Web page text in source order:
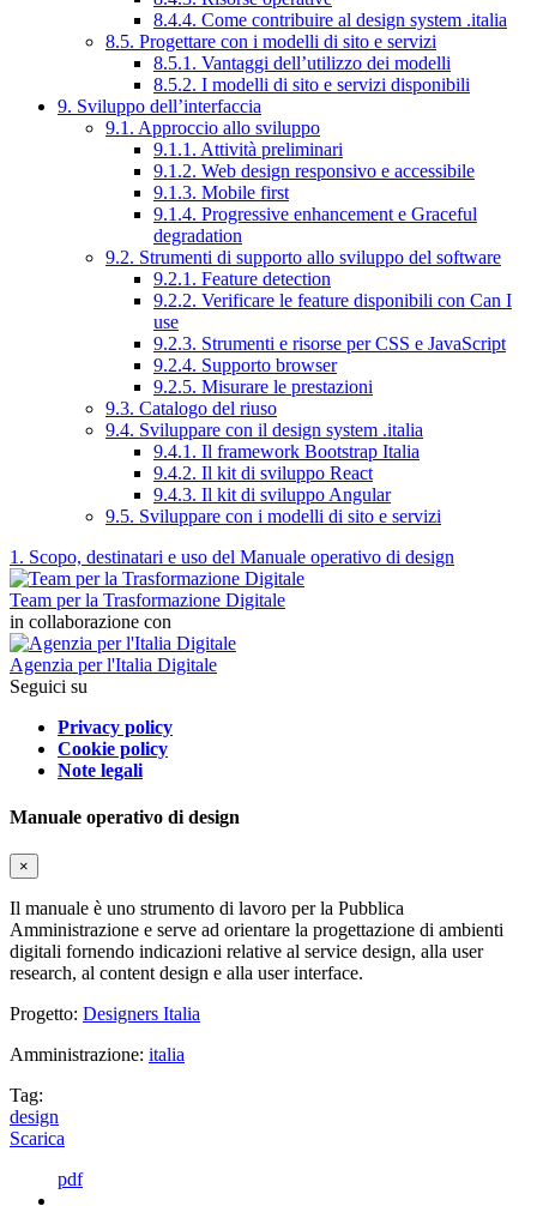
8.4.4. Come contribuire al design system .italia
8.5. Progettare con i modelli di sito e servizi
8.5.1. Vantaggi dell’utilizzo dei modelli
8.5.2. I modelli di sito e servizi disponibili
9. Sviluppo dell’interfaccia
9.1. Approccio allo sviluppo
9.1.1. Attività preliminari
9.1.2. Web design responsivo e accessibile
9.1.3. Mobile first
9.1.4. Progressive enhancement e Graceful
degradation
9.2. Strumenti di supporto allo sviluppo del software
9.2.1. Feature detection
9.2.2. Verificare le feature disponibili con Can I
use
9.2.3. Strumenti e risorse per CSS e JavaScript
9.2.4. Supporto browser
9.2.5. Misurare le prestazioni
9.3. Catalogo del riuso
9.4. Sviluppare con il design system .italia
9.4.1. Il framework Bootstrap Italia
9.4.2. Il kit di sviluppo React
9.4.3. Il kit di sviluppo Angular
9.5. Sviluppare con i modelli di sito e servizi
1. Scopo, destinatari e uso del Manuale operativo di design
Team per la Trasformazione Digitale
in collaborazione con
Agenzia per l'Italia Digitale
Seguici su
Privacy policy
Cookie policy
Note legali
Manuale operativo di design
×
Il manuale è uno strumento di lavoro per la Pubblica
Amministrazione e serve ad orientare la progettazione di ambienti
digitali fornendo indicazioni relative al service design, alla user
research, al content design e alla user interface.
Progetto: Designers Italia
Amministrazione: italia
Tag:
design
Scarica
pdf